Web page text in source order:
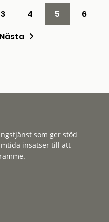
3 4 5
6
Nästa
som ger stöd
insatser till att